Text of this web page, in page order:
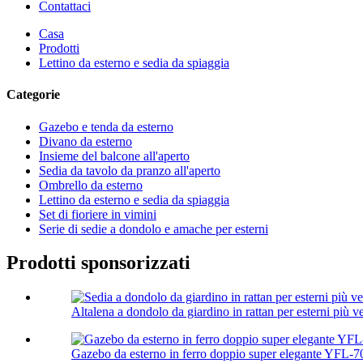
Contattaci
Casa
Prodotti
Lettino da esterno e sedia da spiaggia
Categorie
Gazebo e tenda da esterno
Divano da esterno
Insieme del balcone all'aperto
Sedia da tavolo da pranzo all'aperto
Ombrello da esterno
Lettino da esterno e sedia da spiaggia
Set di fioriere in vimini
Serie di sedie a dondolo e amache per esterni
Prodotti sponsorizzati
Altalena a dondolo da giardino in rattan per esterni più
Gazebo da esterno in ferro doppio super elegante YFL-